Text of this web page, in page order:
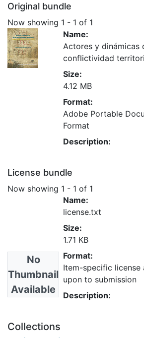
Original bundle
Now showing 1 - 1 of 1
Name:
Actores y dinámicas
conflictividad
Size:
4.12 MB
Format:
Adobe Portable
Format
Description:
License bundle
Now showing 1 - 1 of 1
No
Thumbnail
Available
Name:
license.txt
Size:
1.71 KB
Format:
Item-specific license
upon to submission
Description:
Collections